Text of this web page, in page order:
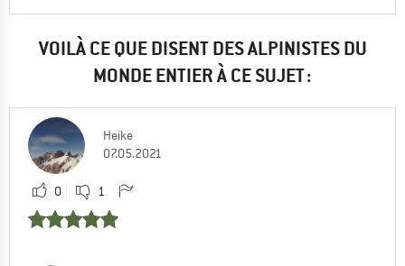
VOILÀ CE QUE DISENT DES ALPINISTES DU
MONDE ENTIER À CE SUJET :
Heike
07.05.2021
0 1